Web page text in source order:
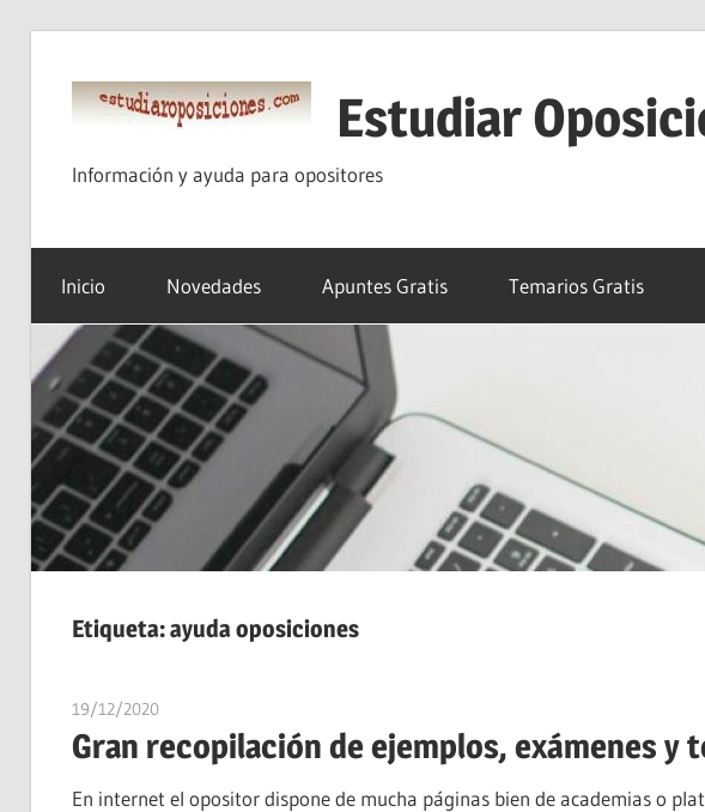
contenido
Estudiar
Información y ayuda para opositores
Inicio Novedades Apuntes Gratis Temarios Gratis
Etiqueta:ayuda oposiciones
19/12/2020estudiaroposiciones
Gran recopilación de ejemplos, exámenes y
En internet el opositor dispone de mucha páginas bien de academias o